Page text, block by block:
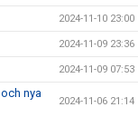
2024-11-10 23:00
2024-11-09 23:36
2024-11-09 07:53
nya
2024-11-06 21:14